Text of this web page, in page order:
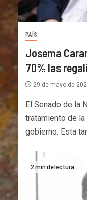
PAÍS
Josema
70% las
29 de mayo de
El Senado de la
tratamiento de
gobierno. Esta
2 min de lectura